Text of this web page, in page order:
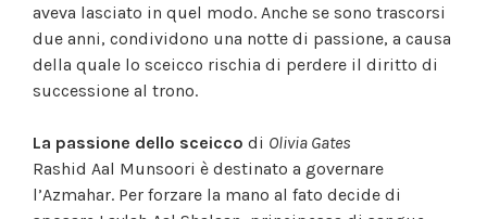
aveva lasciato in quel modo. Anche se sono trascorsi
due anni, condividono una notte di passione, a causa
della quale lo sceicco rischia di perdere il diritto di
successione al trono.
La passione dello sceicco di Olivia Gates
Rashid Aal Munsoori è destinato a governare
l’Azmahar. Per forzare la mano al fato decide di